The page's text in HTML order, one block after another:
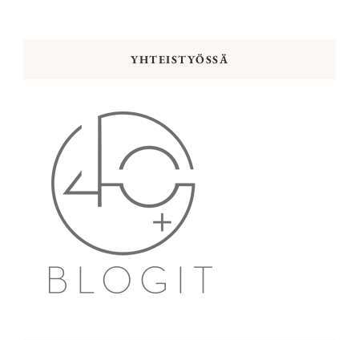
YHTEISTYÖSSÄ